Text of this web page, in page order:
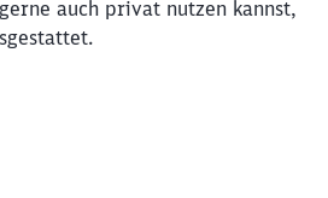
auch privat nutzen kannst,